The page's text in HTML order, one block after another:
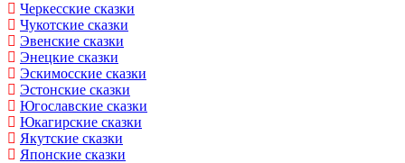
Черкесские сказки
Чукотские сказки
Эвенские сказки
Энецкие сказки
Эскимосские сказки
Эстонские сказки
Югославские сказки
Юкагирские сказки
Якутские сказки
Японские сказки